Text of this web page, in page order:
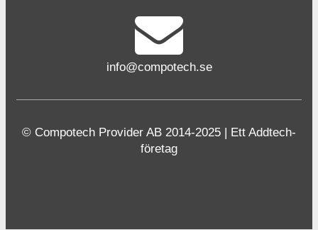
info@compotech.se
© Compotech Provider AB 2014-2025 | Ett Addtech-
företag